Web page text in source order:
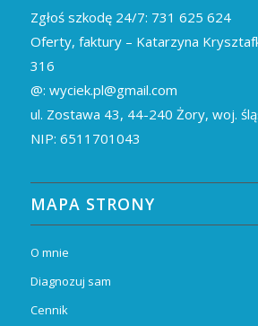
Zgłoś szkodę 24/7: 731 625 624
Oferty, faktury – Katarzyna
316
@: wyciek.pl@gmail.com
ul. Zostawa 43, 44-240 Żory, woj.
NIP: 6511701043
MAPA STRONY
O mnie
Diagnozuj sam
Cennik